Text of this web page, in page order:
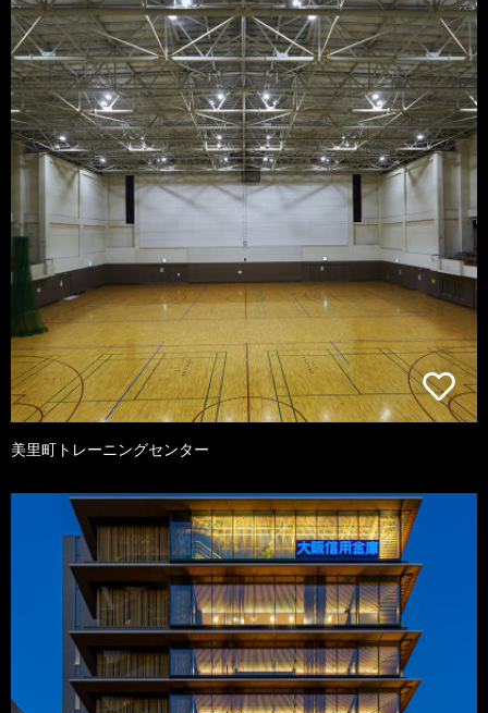
美里町トレーニングセンター